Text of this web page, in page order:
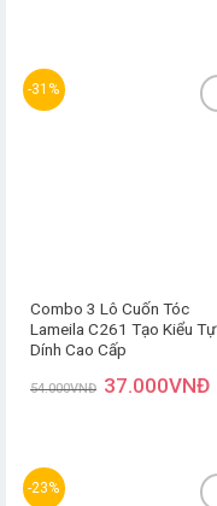
-31%
Combo 3 Lô Cuốn Tóc
Lameila C261 Tạo Kiểu Tự
Dính Cao Cấp
54.000VNĐ 37.000VNĐ
-23%